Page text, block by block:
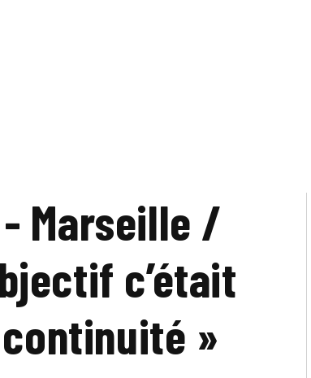
Marseille /
c’était
»